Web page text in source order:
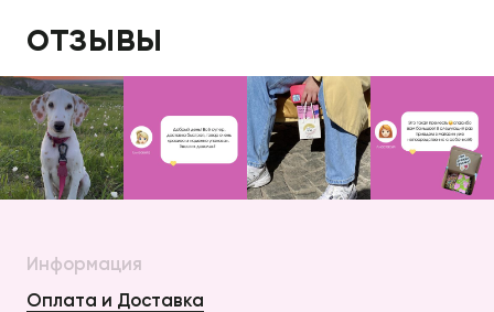
отзывы
Информация
Оплата и Доставка